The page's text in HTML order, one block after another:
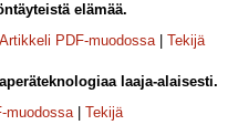
elämää.
Artikkeli PDF-muodossa| Tekijä
laaja-alaisesti.
muodossa| Tekijä